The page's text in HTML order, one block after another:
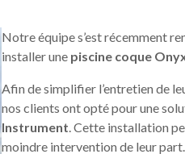
Notre équipe s’est récemment
installer une piscine coque
Afin de simplifier l’entretien de
nos clients ont opté pour une
Instrument . Cette installation
moindre intervention de leur part.